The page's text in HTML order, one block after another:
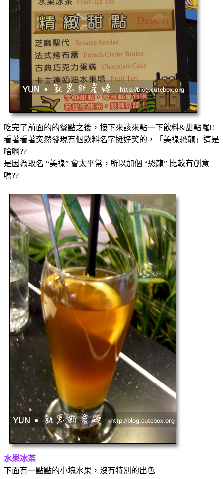
吃完了前面的的餐點之後，接下來該來點一下飲料&甜點囉!!
看著看著突然發現有個飲料名字挺好笑的，「美祿恐龍」這是
啥啊??
是因為取名 “美祿” 會太平常，所以加個 “恐龍” 比較有創意
嗎??
水果冰茶
下面有一點點的小塊水果，沒有特別的出色